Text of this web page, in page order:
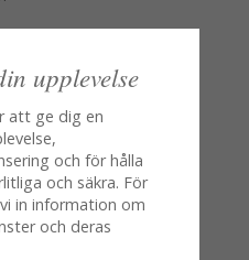
om 8st
i pack om 12st
upplevelse
att ge dig en
och för hålla
och säkra. För
in information om
och deras